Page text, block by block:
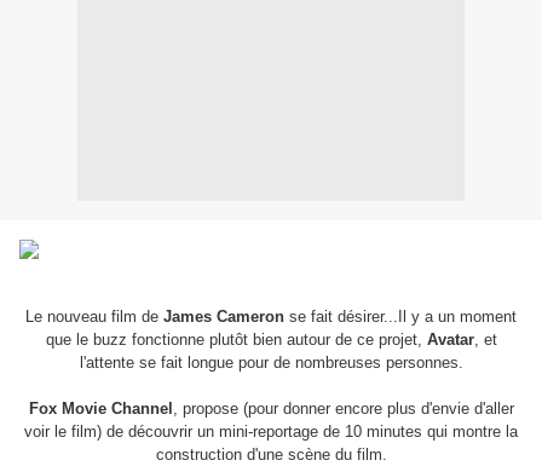
Le nouveau film de James Cameron se fait désirer...Il y a un moment
que le buzz fonctionne plutôt bien autour de ce projet, Avatar, et
l'attente se fait longue pour de nombreuses personnes.
Fox Movie Channel , propose (pour donner encore plus d'envie d'aller
voir le film) de découvrir un mini-reportage de 10 minutes qui montre la
construction d'une scène du film.